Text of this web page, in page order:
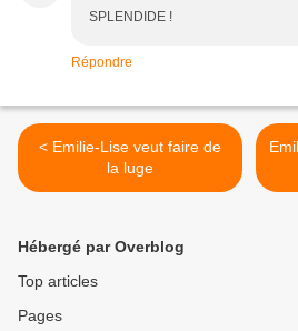
SPLENDIDE !
Répondre
< Emilie-Lise veut faire de
la luge
Hébergé par Overblog
Top articles
Pages